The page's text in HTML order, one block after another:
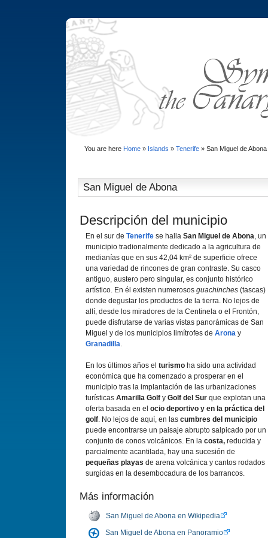
You are here Home» Islands » Tenerife» San Miguel de Abona
San Miguel de Abona
Descripción del municipio
En el sur de Tenerife se halla San Miguel de Abona, un
municipio tradionalmente dedicado a la agricultura de
medianías que en sus 42,04 km² de superficie ofrece
una variedad de rincones de gran contraste. Su casco
antiguo, austero pero singular, es conjunto histórico
artístico. En él existen numerosos guachinches (tascas)
donde degustar los productos de la tierra. No lejos de
allí, desde los miradores de la Centinela o el Frontón,
puede disfrutarse de varias vistas panorámicas de San
Miguel y de los municipios limítrofes de Arona y
Granadilla.
En los últimos años el turismo ha sido una actividad
económica que ha comenzado a prosperar en el
municipio tras la implantación de las urbanizaciones
turísticas Amarilla Golf y Golf del Sur que explotan una
oferta basada en el ocio deportivo y en la práctica del
golf. No lejos de aquí, en las cumbres del municipio
puede encontrarse un paisaje abrupto salpicado por un
conjunto de conos volcánicos. En la costa, reducida y
parcialmente acantilada, hay una sucesión de
pequeñas playas de arena volcánica y cantos rodados
surgidas en la desembocadura de los barrancos.
Más información
San Miguel de Abona en Wikipedia
San Miguel de Abona en Panoramio